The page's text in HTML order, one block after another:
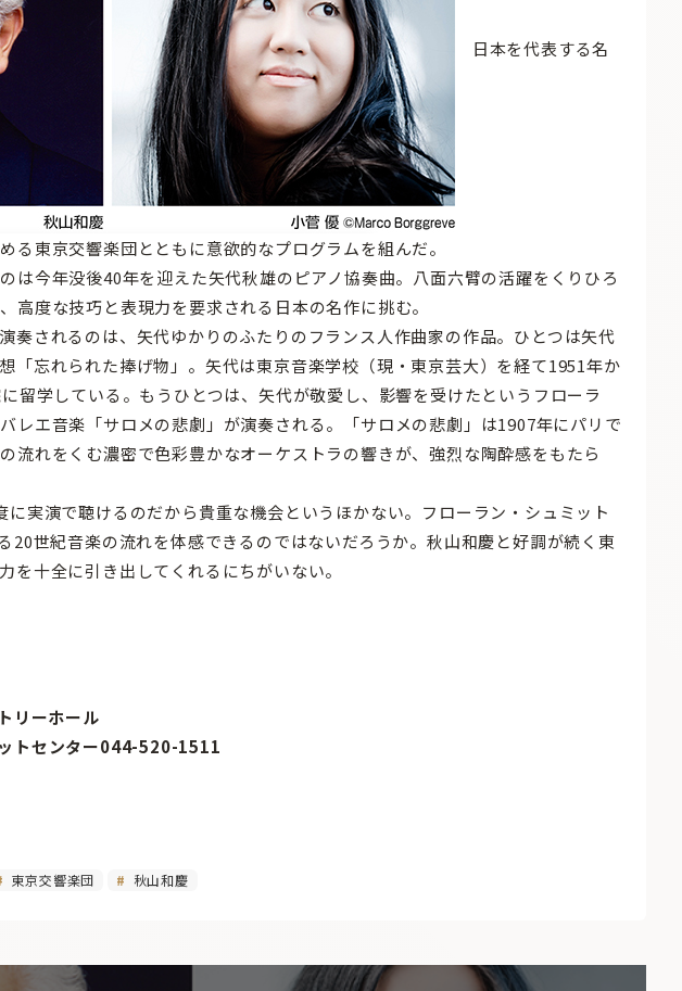
日本を代表する名
る東京交響楽団とともに意欲的なプログラムを組んだ。
は今年没後40年を迎えた矢代秋雄のピアノ協奏曲。八面六臂の活躍をくりひろ
高度な技巧と表現力を要求される日本の名作に挑む。
奏されるのは、矢代ゆかりのふたりのフランス人作曲家の作品。ひとつは矢代
「忘れられた捧げ物」。矢代は東京音楽学校（現・東京芸大）を経て1951年か
留学している。もうひとつは、矢代が敬愛し、影響を受けたというフローラ
レエ音楽「サロメの悲劇」が演奏される。「サロメの悲劇」は1907年にパリで
流れをくむ濃密で色彩豊かなオーケストラの響きが、強烈な陶酔感をもたら
実演で聴けるのだから貴重な機会というほかない。フローラン・シュミット
20世紀音楽の流れを体感できるのではないだろうか。秋山和慶と好調が続く東
を十全に引き出してくれるにちがいない。
リーホール
トセンター044-520-1511
東京交響楽団 秋山和慶